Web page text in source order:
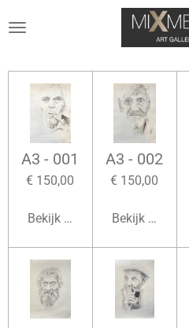
direct
de
hoofdinhoud
A3 - 001
€ 150,00
Bekijk details
A3 - 002
€ 150,00
Bekijk details